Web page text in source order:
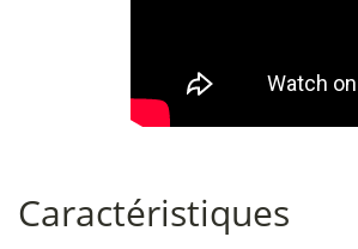
Caractéristiques